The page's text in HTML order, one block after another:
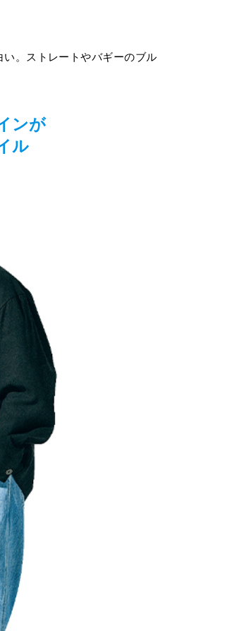
。ストレートやバギーのブル
ンが
ル